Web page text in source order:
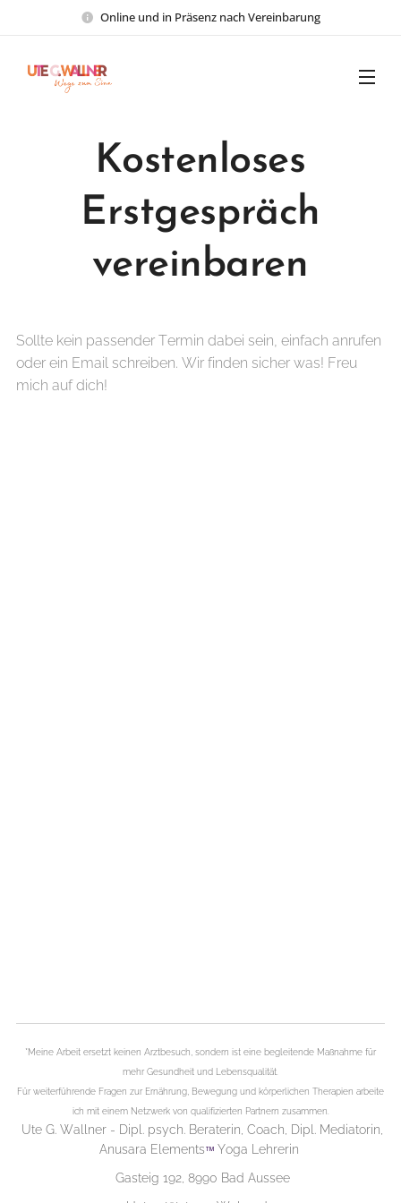
Online und in Präsenz nach Vereinbarung
Kostenloses
Erstgespräch
vereinbaren
Sollte kein passender Termin dabei sein, einfach anrufen
oder ein Email schreiben. Wir finden sicher was! Freu
mich auf dich!
*Meine Arbeit ersetzt keinen Arztbesuch, sondern ist eine begleitende Maßnahme für
mehr Gesundheit und Lebensqualität.
Für weiterführende Fragen zur Ernährung, Bewegung und körperlichen Therapien arbeite
ich mit einem Netzwerk von qualifizierten Partnern zusammen.
Ute G. Wallner - Dipl. psych. Beraterin, Coach, Dipl. Mediatorin,
Anusara Elements™ Yoga Lehrerin
Gasteig 192, 8990 Bad Aussee